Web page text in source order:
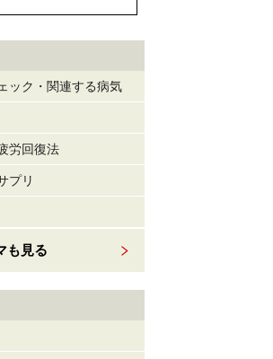
ック・関連する病気
労回復法
プリ
も見る